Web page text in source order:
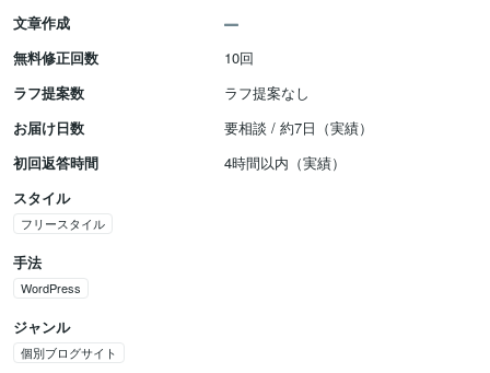
文章作成
無料修正回数
10回
ラフ提案数
ラフ提案なし
お届け日数
要相談 / 約7日（実績）
初回返答時間
4時間以内（実績）
スタイル
フリースタイル
手法
WordPress
ジャンル
個別ブログサイト